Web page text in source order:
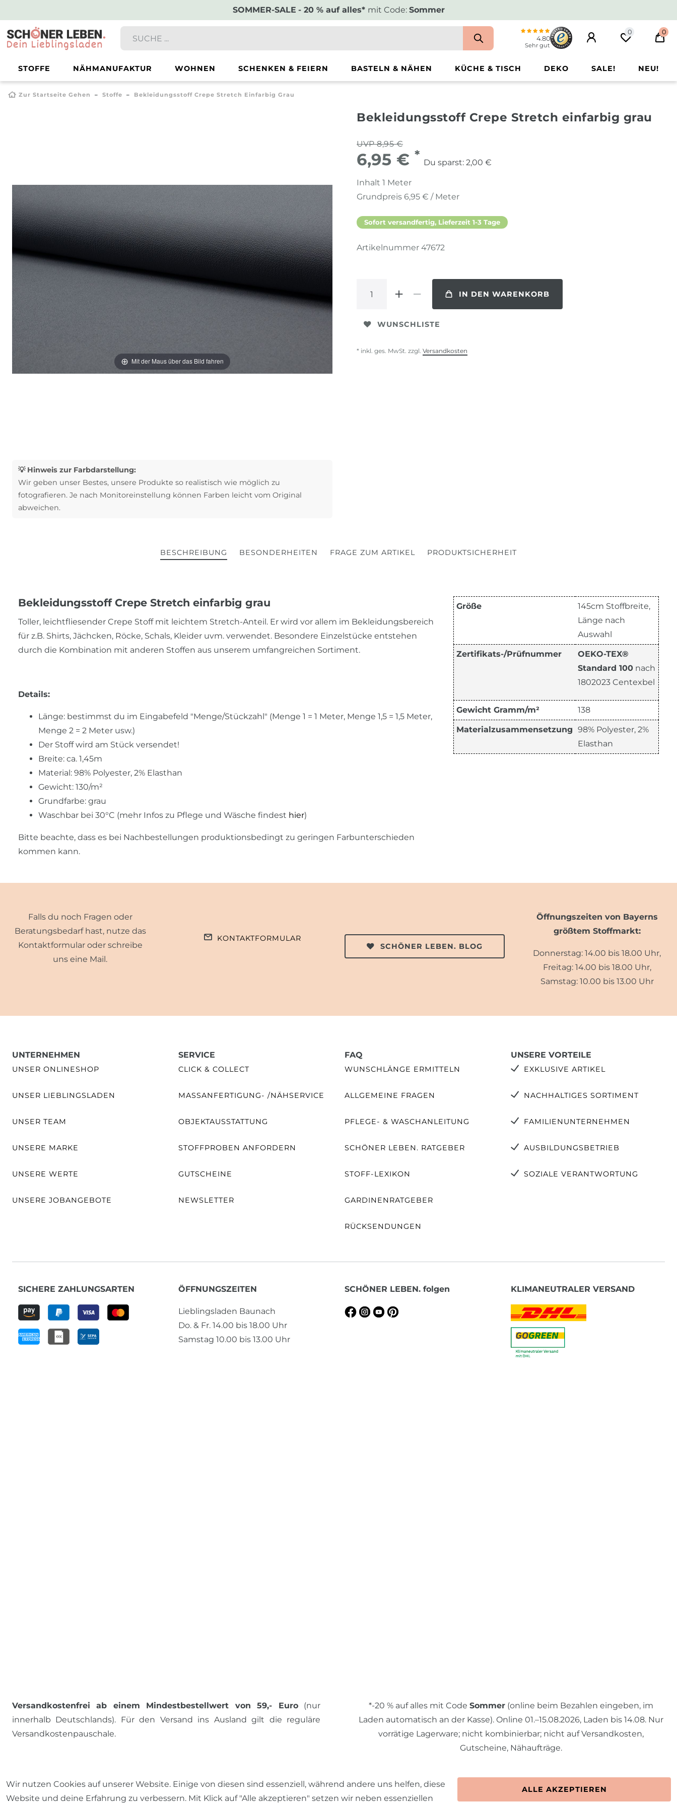
SOMMER-SALE - 20 % auf alles* mit Code: Sommer
4.80
Sehr gut
0 0
STOFFE NÄHMANUFAKTUR WOHNEN SCHENKEN & FEIERN BASTELN & NÄHEN KÜCHE & TISCH DEKO SALE! NEU!
Zur Startseite Gehen Stoffe Bekleidungsstoff Crepe Stretch Einfarbig Grau
Mit der Maus über das Bild fahren
💡 Hinweis zur Farbdarstellung:
Wir geben unser Bestes, unsere Produkte so realistisch wie möglich zu
fotografieren. Je nach Monitoreinstellung können Farben leicht vom Original
abweichen.
Bekleidungsstoff Crepe Stretch einfarbig grau
UVP 8,95 €
6,95 € *
Du sparst: 2,00 €
Inhalt 1 Meter
Grundpreis 6,95 € / Meter
Sofort versandfertig, Lieferzeit 1-3 Tage
Artikelnummer 47672
IN DEN WARENKORB
WUNSCHLISTE
* inkl. ges. MwSt. zzgl. Versandkosten
BESCHREIBUNG BESONDERHEITEN FRAGE ZUM ARTIKEL PRODUKTSICHERHEIT
Bekleidungsstoff Crepe Stretch einfarbig grau
Toller, leichtfliesender Crepe Stoff mit leichtem Stretch-Anteil. Er wird vor allem im Bekleidungsbereich
für z.B. Shirts, Jächcken, Röcke, Schals, Kleider uvm. verwendet. Besondere Einzelstücke entstehen
durch die Kombination mit anderen Stoffen aus unserem umfangreichen Sortiment.
Details:
Länge: bestimmst du im Eingabefeld "Menge/Stückzahl" (Menge 1 = 1 Meter, Menge 1,5 = 1,5 Meter,
Menge 2 = 2 Meter usw.)
Der Stoff wird am Stück versendet!
Breite: ca. 1,45m
Material: 98% Polyester, 2% Elasthan
Gewicht: 130/m²
Grundfarbe: grau
Waschbar bei 30°C (mehr Infos zu Pflege und Wäsche findest hier)
Bitte beachte, dass es bei Nachbestellungen produktionsbedingt zu geringen Farbunterschieden
kommen kann.
Größe
145cm Stoffbreite,
Länge nach
Auswahl
Zertifikats-/Prüfnummer
OEKO-TEX®
Standard 100 nach
1802023 Centexbel
Gewicht Gramm/m² 138
Materialzusammensetzung 98% Polyester, 2%
Elasthan
Falls du noch Fragen oder
Beratungsbedarf hast, nutze das
Kontaktformular oder schreibe
uns eine Mail.
KONTAKTFORMULAR
SCHÖNER LEBEN. BLOG
Öffnungszeiten von Bayerns
größtem Stoffmarkt:
Donnerstag: 14.00 bis 18.00 Uhr,
Freitag: 14.00 bis 18.00 Uhr,
Samstag: 10.00 bis 13.00 Uhr
UNTERNEHMEN
UNSER ONLINESHOP
UNSER LIEBLINGSLADEN
UNSER TEAM
UNSERE MARKE
UNSERE WERTE
UNSERE JOBANGEBOTE
SERVICE
CLICK & COLLECT
MASSANFERTIGUNG- /NÄHSERVICE
OBJEKTAUSSTATTUNG
STOFFPROBEN ANFORDERN
GUTSCHEINE
NEWSLETTER
FAQ
WUNSCHLÄNGE ERMITTELN
ALLGEMEINE FRAGEN
PFLEGE- & WASCHANLEITUNG
SCHÖNER LEBEN. RATGEBER
STOFF-LEXIKON
GARDINENRATGEBER
RÜCKSENDUNGEN
UNSERE VORTEILE
EXKLUSIVE ARTIKEL
NACHHALTIGES SORTIMENT
FAMILIENUNTERNEHMEN
AUSBILDUNGSBETRIEB
SOZIALE VERANTWORTUNG
SICHERE ZAHLUNGSARTEN ÖFFNUNGSZEITEN
Lieblingsladen Baunach
Do. & Fr. 14.00 bis 18.00 Uhr
Samstag 10.00 bis 13.00 Uhr
SCHÖNER LEBEN. folgen KLIMANEUTRALER VERSAND
Versandkostenfrei ab einem Mindestbestellwert von 59,- Euro(nur
innerhalb Deutschlands). Für den Versand ins Ausland gilt die reguläre
Versandkostenpauschale.
*-20 % auf alles mit Code Sommer(online beim Bezahlen eingeben, im
Laden automatisch an der Kasse). Online 01.–15.08.2026, Laden bis 14.08. Nur
vorrätige Lagerware; nicht kombinierbar; nicht auf Versandkosten,
Gutscheine, Nähaufträge.
© 2026 SCHÖNER LEBEN.
Wir nutzen Cookies auf unserer Website. Einige von diesen sind essenziell, während andere uns helfen, diese
Website und deine Erfahrung zu verbessern. Mit Klick auf "Alle akzeptieren" setzen wir neben essenziellen
ALLE AKZEPTIEREN